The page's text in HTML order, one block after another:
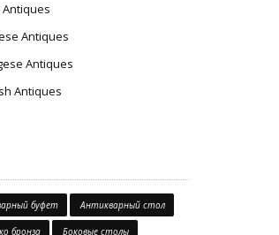
Antiques
Antiques
Antiques
буфет Антикварный стол
бронза Боковые столы